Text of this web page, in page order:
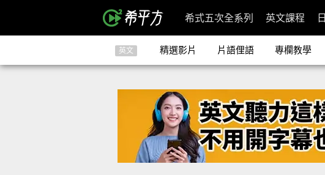
希式五次全系列 英文課程
英文 精選影片 片語俚語 專欄教學